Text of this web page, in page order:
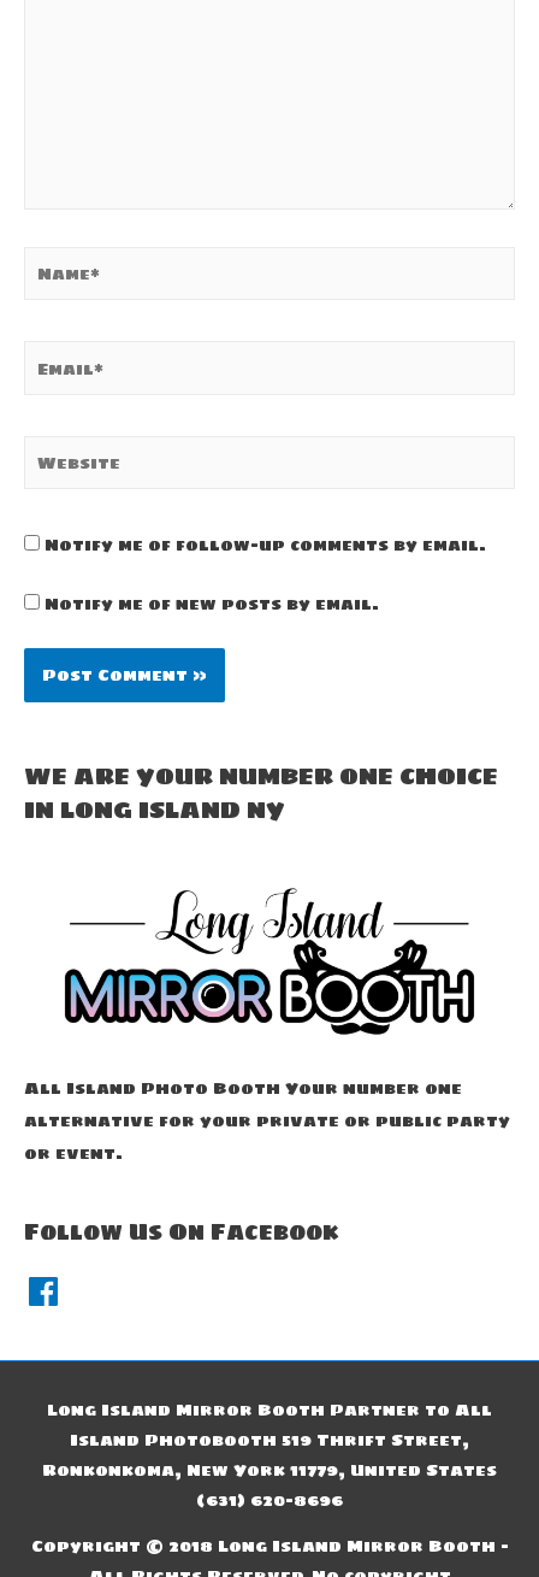
Notify me of follow-up comments by email.
Notify me of new posts by email.
WE ARE YOUR NUMBER ONE CHOICE
IN LONG ISLAND NY
All Island Photo Booth Your number one
alternative for your private or public party
or event.
Follow Us On Facebook
F
c
o
Long Island Mirror Booth Partner to All
Island Photobooth 519 Thrift Street,
Ronkonkoma, New York 11779, United States
(631) 620-8696
Copyright © 2018 Long Island Mirror Booth -